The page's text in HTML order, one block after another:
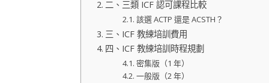
二、三類 ICF 認可課程比較
該選 ACTP 還是 ACSTH？
三、ICF 教練培訓費用
四、ICF 教練培訓時程規劃
密集版（1 年）
一般版（2 年）